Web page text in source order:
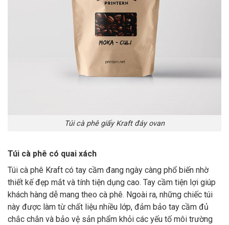
Túi cà phê giấy Kraft đáy ovan
Túi cà phê có quai xách
Túi cà phê Kraft có tay cầm đang ngày càng phổ biến nhờ
thiết kế đẹp mắt và tính tiện dụng cao. Tay cầm tiện lợi giúp
khách hàng dễ mang theo cà phê. Ngoài ra, những chiếc túi
này được làm từ chất liệu nhiều lớp, đảm bảo tay cầm đủ
chắc chắn và bảo vệ sản phẩm khỏi các yếu tố môi trường